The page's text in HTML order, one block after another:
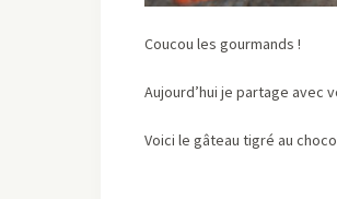
Coucou les gourmands !
Aujourd’hui je partage avec
Voici le gâteau tigré au